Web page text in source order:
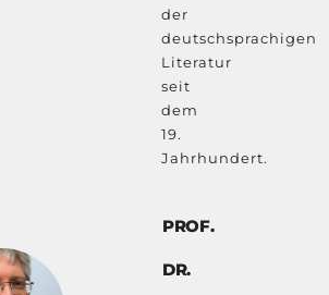
der
deutschsprachigen
Literatur
seit
dem
19.
Jahrhundert.
PROF.
DR.